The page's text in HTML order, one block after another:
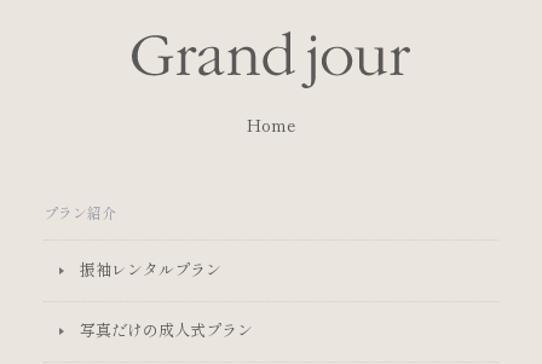
Home
プラン紹介
振袖レンタルプラン
写真だけの成人式プラン